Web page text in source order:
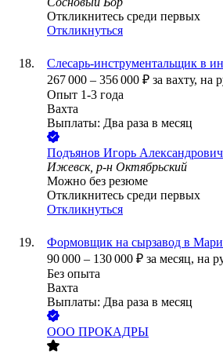
Откликнитесь среди первых
Откликнуться
Слесарь-инструментальщик в
267 000 – 356 000 ₽ за вахту, на
Опыт 1-3 года
Вахта
Выплаты: Два раза в месяц
Подъянов Игорь Александрович
Ижевск, р-н Октябрьский
Можно без резюме
Откликнитесь среди первых
Откликнуться
Формовщик на сырзавод в
90 000 – 130 000 ₽ за месяц, на
Без опыта
Вахта
Выплаты: Два раза в месяц
ООО ПРОКАДРЫ